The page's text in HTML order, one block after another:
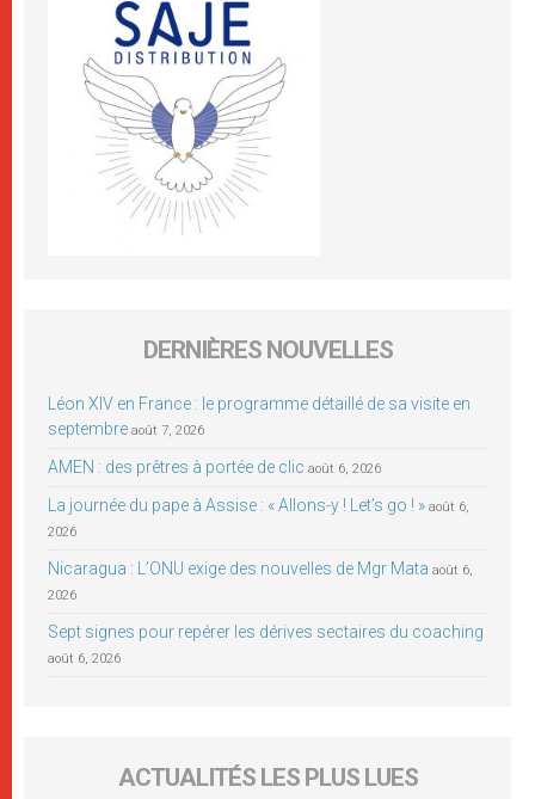
DERNIÈRES NOUVELLES
Léon XIV en France : le programme détaillé de sa visite en
septembre août 7, 2026
AMEN : des prêtres à portée de clic août 6, 2026
La journée du pape à Assise : « Allons-y ! Let’s go ! » août 6,
2026
Nicaragua : L’ONU exige des nouvelles de Mgr Mata août 6,
2026
Sept signes pour repérer les dérives sectaires du coaching
août 6, 2026
ACTUALITÉS LES PLUS LUES